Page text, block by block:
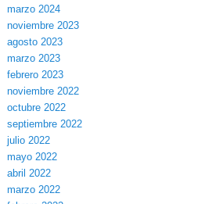
marzo 2024
noviembre 2023
agosto 2023
marzo 2023
febrero 2023
noviembre 2022
octubre 2022
septiembre 2022
julio 2022
mayo 2022
abril 2022
marzo 2022